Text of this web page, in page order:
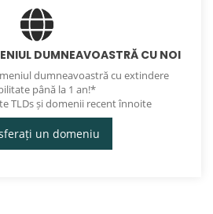
DUMNEAVOASTRĂ CU NOI
dumneavoastră cu extindere
până la 1 an!*
TLDs și domenii recent înnoite
un domeniu